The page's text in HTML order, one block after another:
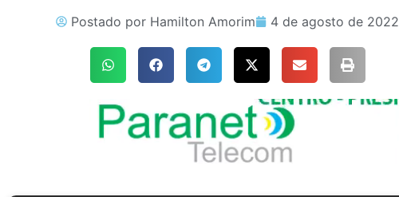
Postado por Hamilton Amorim 4 de agosto de 2022